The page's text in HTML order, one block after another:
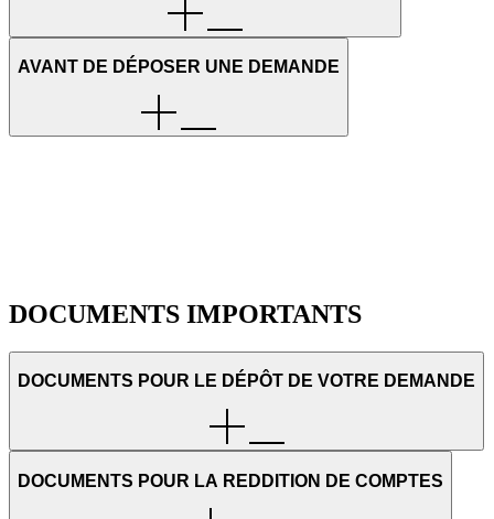
AVANT DE DÉPOSER UNE DEMANDE
DOCUMENTS IMPORTANTS
DOCUMENTS POUR LE DÉPÔT DE VOTRE DEMANDE
DOCUMENTS POUR LA REDDITION DE COMPTES